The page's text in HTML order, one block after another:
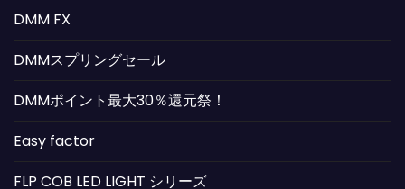
DMM FX
DMMスプリングセール
DMMポイント最大30％還元祭！
Easy factor
FLP COB LED LIGHT シリーズ